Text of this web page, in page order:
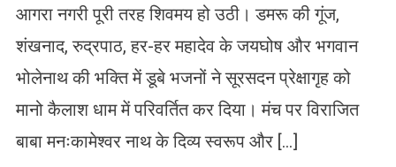
आगरा नगरी पूरी तरह शिवमय हो उठी। डमरू की गूंज,
शंखनाद, रुद्रपाठ, हर-हर महादेव के जयघोष और भगवान
भोलेनाथ की भक्ति में डूबे भजनों ने सूरसदन प्रेक्षागृह को
मानो कैलाश धाम में परिवर्तित कर दिया। मंच पर विराजित
बाबा मनःकामेश्वर नाथ के दिव्य स्वरूप और […]